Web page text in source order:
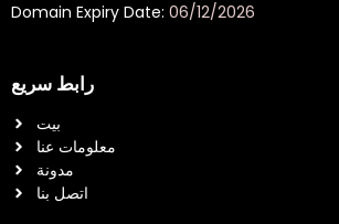
Domain Expiry Date: 06/12/2026
رابط سريع
بيت
معلومات عنا
مدونة
اتصل بنا